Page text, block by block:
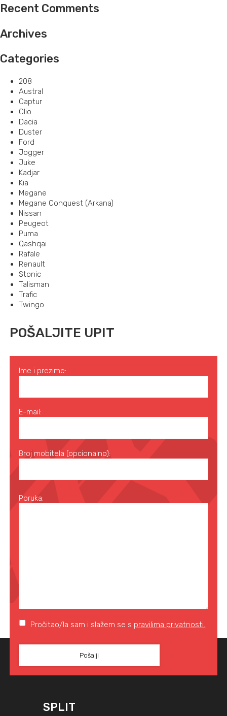
Recent Comments
Archives
Categories
208
Austral
Captur
Clio
Dacia
Duster
Ford
Jogger
Juke
Kadjar
Kia
Megane
Megane Conquest (Arkana)
Nissan
Peugeot
Puma
Qashqai
Rafale
Renault
Stonic
Talisman
Trafic
Twingo
POŠALJITE UPIT
Ime i prezime:
E-mail:
Broj mobitela (opcionalno):
Poruka:
Pročitao/la sam i slažem se s pravilima privatnosti.
SPLIT